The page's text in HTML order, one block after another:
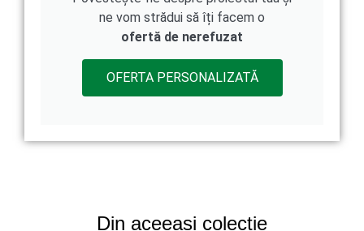
ne vom strădui să îți facem o
ofertă de nerefuzat
OFERTA PERSONALIZATĂ
Din aceeași colecție